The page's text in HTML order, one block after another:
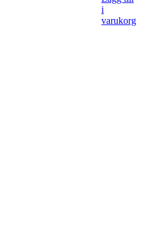
i
varukorg